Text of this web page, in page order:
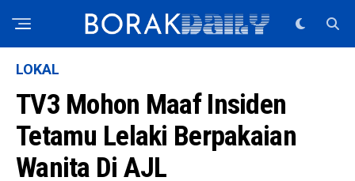
LOKAL
TV3 Mohon Maaf Insiden
Tetamu Lelaki Berpakaian
Wanita Di AJL